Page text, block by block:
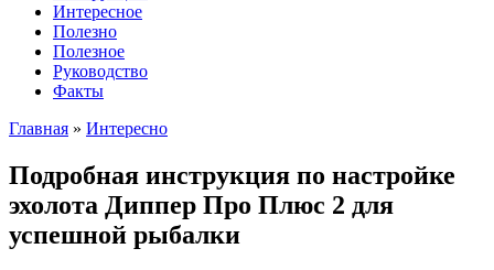
Интересное
Полезно
Полезное
Руководство
Факты
Главная » Интересно
Подробная инструкция по настройке
эхолота Диппер Про Плюс 2 для
успешной рыбалки